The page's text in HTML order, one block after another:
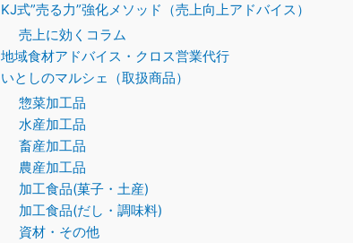
KJ式”売る力”強化メソッド（売上向上アドバイス）
売上に効くコラム
地域食材アドバイス・クロス営業代行
いとしのマルシェ（取扱商品）
惣菜加工品
水産加工品
畜産加工品
農産加工品
加工食品(菓子・土産)
加工食品(だし・調味料)
資材・その他